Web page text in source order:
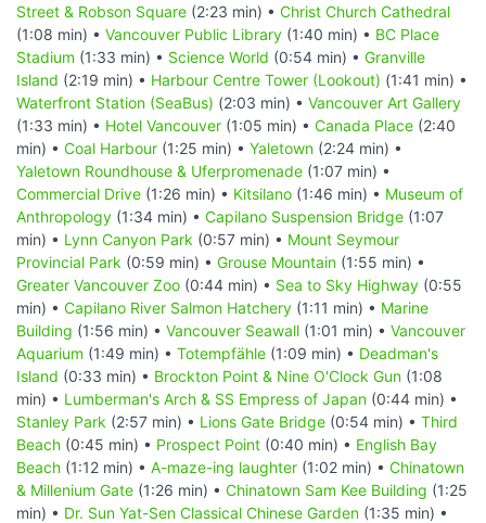
Street & Robson Square (2:23 min) • Christ Church Cathedral
(1:08 min) • Vancouver Public Library (1:40 min) • BC Place
Stadium (1:33 min) • Science World (0:54 min) • Granville
Island (2:19 min) • Harbour Centre Tower (Lookout) (1:41 min) •
Waterfront Station (SeaBus) (2:03 min) • Vancouver Art Gallery
(1:33 min) • Hotel Vancouver (1:05 min) • Canada Place (2:40
min) • Coal Harbour (1:25 min) • Yaletown (2:24 min) •
Yaletown Roundhouse & Uferpromenade (1:07 min) •
Commercial Drive (1:26 min) • Kitsilano (1:46 min) • Museum of
Anthropology (1:34 min) • Capilano Suspension Bridge (1:07
min) • Lynn Canyon Park (0:57 min) • Mount Seymour
Provincial Park (0:59 min) • Grouse Mountain (1:55 min) •
Greater Vancouver Zoo (0:44 min) • Sea to Sky Highway (0:55
min) • Capilano River Salmon Hatchery (1:11 min) • Marine
Building (1:56 min) • Vancouver Seawall (1:01 min) • Vancouver
Aquarium (1:49 min) • Totempfähle (1:09 min) • Deadman's
Island (0:33 min) • Brockton Point & Nine O'Clock Gun (1:08
min) • Lumberman's Arch & SS Empress of Japan (0:44 min) •
Stanley Park (2:57 min) • Lions Gate Bridge (0:54 min) • Third
Beach (0:45 min) • Prospect Point (0:40 min) • English Bay
Beach (1:12 min) • A-maze-ing laughter (1:02 min) • Chinatown
& Millenium Gate (1:26 min) • Chinatown Sam Kee Building (1:25
min) • Dr. Sun Yat-Sen Classical Chinese Garden (1:35 min) •